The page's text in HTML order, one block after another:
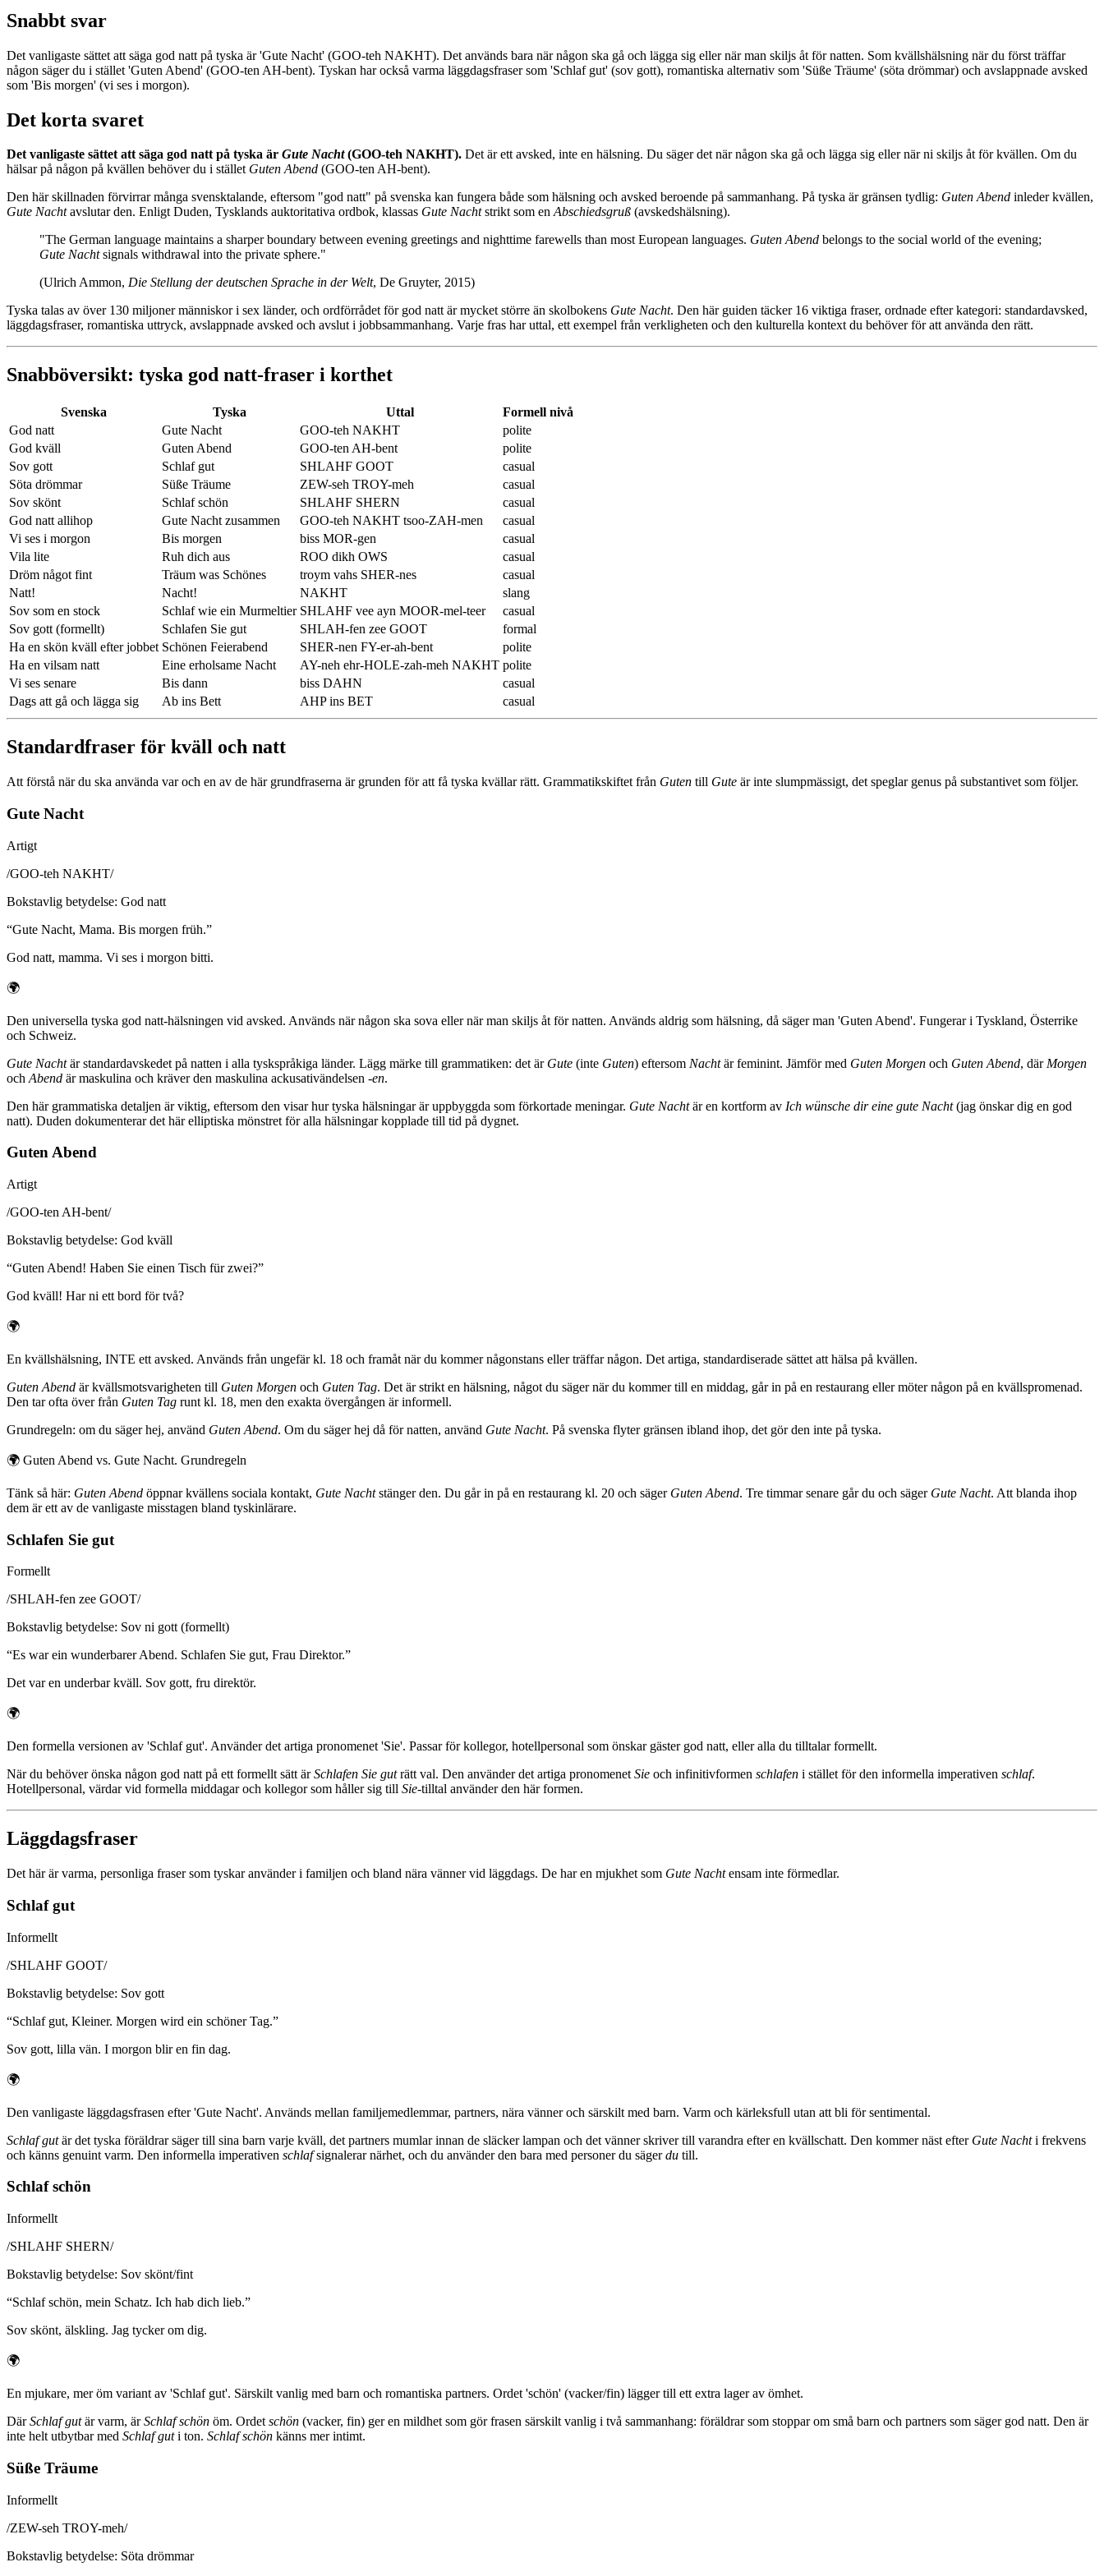
Snabbt svar
Det vanligaste sättet att säga god natt på tyska är 'Gute Nacht' (GOO-teh NAKHT). Det används bara när någon ska gå och lägga sig eller när man skiljs åt för natten. Som kvällshälsning när du först träffar
någon säger du i stället 'Guten Abend' (GOO-ten AH-bent). Tyskan har också varma läggdagsfraser som 'Schlaf gut' (sov gott), romantiska alternativ som 'Süße Träume' (söta drömmar) och avslappnade avsked
som 'Bis morgen' (vi ses i morgon).
Det korta svaret
Det vanligaste sättet att säga god natt på tyska är Gute Nacht(GOO-teh NAKHT). Det är ett avsked, inte en hälsning. Du säger det när någon ska gå och lägga sig eller när ni skiljs åt för kvällen. Om du
hälsar på någon på kvällen behöver du i stället Guten Abend (GOO-ten AH-bent).
Den här skillnaden förvirrar många svensktalande, eftersom "god natt" på svenska kan fungera både som hälsning och avsked beroende på sammanhang. På tyska är gränsen tydlig: Guten Abend inleder kvällen,
Gute Nachtavslutar den. Enligt Duden, Tysklands auktoritativa ordbok, klassas Gute Nachtstrikt som enAbschiedsgruß (avskedshälsning).
"The German language maintains a sharper boundary between evening greetings and nighttime farewells than most European languages. Guten Abend belongs to the social world of the evening;
Gute Nachtsignals withdrawal into the private sphere."
(Ulrich Ammon, Die Stellung der deutschen Sprache in der Welt, De Gruyter, 2015)
Tyska talas av över 130 miljoner människor i sex länder, och ordförrådet för god natt är mycket större än skolbokens Gute Nacht. Den här guiden täcker 16 viktiga fraser, ordnade efter kategori: standardavsked,
läggdagsfraser, romantiska uttryck, avslappnade avsked och avslut i jobbsammanhang. Varje fras har uttal, ett exempel från verkligheten och den kulturella kontext du behöver för att använda den rätt.
Snabböversikt: tyska god natt-fraser i korthet
Svenska Tyska Uttal
Formell nivå
God natt
Gute Nacht GOO-teh NAKHT
polite
God kväll
Guten Abend GOO-ten AH-bent
polite
Sov gott
Schlaf gut SHLAHF GOOT
casual
Söta drömmar
Süße Träume ZEW-seh TROY-meh
casual
Sov skönt
Schlaf schön SHLAHF SHERN
casual
God natt allihop
Gute Nacht zusammen GOO-teh NAKHT tsoo-ZAH-men
casual
Vi ses i morgon
Bis morgen biss MOR-gen
casual
Vila lite
Ruh dich aus ROO dikh OWS
casual
Dröm något fint
Träum was Schönes troym vahs SHER-nes
casual
Natt!
Nacht! NAKHT
slang
Sov som en stock
Schlaf wie ein Murmeltier SHLAHF vee ayn MOOR-mel-teer
casual
Sov gott (formellt)
Schlafen Sie gut SHLAH-fen zee GOOT
formal
Ha en skön kväll efter jobbet Schönen Feierabend SHER-nen FY-er-ah-bent
polite
Ha en vilsam natt
Eine erholsame Nacht AY-neh ehr-HOLE-zah-meh NAKHT polite
Vi ses senare
Bis dann biss DAHN
casual
Dags att gå och lägga sig
Ab ins Bett AHP ins BET casual
Standardfraser för kväll och natt
Att förstå när du ska använda var och en av de här grundfraserna är grunden för att få tyska kvällar rätt. Grammatikskiftet från Guten till Gute är inte slumpmässigt, det speglar genus på substantivet som följer.
Gute Nacht
Artigt
/GOO-teh NAKHT/
Bokstavlig betydelse: God natt
“Gute Nacht, Mama. Bis morgen früh.”
God natt, mamma. Vi ses i morgon bitti.
🌍
Den universella tyska god natt-hälsningen vid avsked. Används när någon ska sova eller när man skiljs åt för natten. Används aldrig som hälsning, då säger man 'Guten Abend'. Fungerar i Tyskland, Österrike
och Schweiz.
Gute Nachtär standardavskedet på natten i alla tyskspråkiga länder. Lägg märke till grammatiken: det är Gute (inte Guten) eftersom Nachtär feminint. Jämför med Guten Morgen och Guten Abend, där Morgen
och Abend är maskulina och kräver den maskulina ackusativändelsen -en.
Den här grammatiska detaljen är viktig, eftersom den visar hur tyska hälsningar är uppbyggda som förkortade meningar. Gute Nachtär en kortform av Ich wünsche dir eine gute Nacht(jag önskar dig en god
natt). Duden dokumenterar det här elliptiska mönstret för alla hälsningar kopplade till tid på dygnet.
Guten Abend
Artigt
/GOO-ten AH-bent/
Bokstavlig betydelse: God kväll
“Guten Abend! Haben Sie einen Tisch für zwei?”
God kväll! Har ni ett bord för två?
🌍
En kvällshälsning, INTE ett avsked. Används från ungefär kl. 18 och framåt när du kommer någonstans eller träffar någon. Det artiga, standardiserade sättet att hälsa på kvällen.
Guten Abend är kvällsmotsvarigheten till Guten Morgen och Guten Tag. Det är strikt en hälsning, något du säger när du kommer till en middag, går in på en restaurang eller möter någon på en kvällspromenad.
Den tar ofta över från Guten Tag runt kl. 18, men den exakta övergången är informell.
Grundregeln: om du säger hej, använd Guten Abend. Om du säger hej då för natten, använd Gute Nacht. På svenska flyter gränsen ibland ihop, det gör den inte på tyska.
🌍 Guten Abend vs. Gute Nacht. Grundregeln
Tänk så här: Guten Abend öppnar kvällens sociala kontakt, Gute Nachtstänger den. Du går in på en restaurang kl. 20 och säger Guten Abend. Tre timmar senare går du och säger Gute Nacht. Att blanda ihop
dem är ett av de vanligaste misstagen bland tyskinlärare.
Schlafen Sie gut
Formellt
/SHLAH-fen zee GOOT/
Bokstavlig betydelse: Sov ni gott (formellt)
“Es war ein wunderbarer Abend. Schlafen Sie gut, Frau Direktor.”
Det var en underbar kväll. Sov gott, fru direktör.
🌍
Den formella versionen av 'Schlaf gut'. Använder det artiga pronomenet 'Sie'. Passar för kollegor, hotellpersonal som önskar gäster god natt, eller alla du tilltalar formellt.
När du behöver önska någon god natt på ett formellt sätt ärSchlafen Sie guträtt val. Den använder det artiga pronomenet Sie och infinitivformen schlafen i stället för den informella imperativen schlaf.
Hotellpersonal, värdar vid formella middagar och kollegor som håller sig till Sie-tilltal använder den här formen.
Läggdagsfraser
Det här är varma, personliga fraser som tyskar använder i familjen och bland nära vänner vid läggdags. De har en mjukhet som Gute Nachtensam inte förmedlar.
Schlaf gut
Informellt
/SHLAHF GOOT/
Bokstavlig betydelse: Sov gott
“Schlaf gut, Kleiner. Morgen wird ein schöner Tag.”
Sov gott, lilla vän. I morgon blir en fin dag.
🌍
Den vanligaste läggdagsfrasen efter 'Gute Nacht'. Används mellan familjemedlemmar, partners, nära vänner och särskilt med barn. Varm och kärleksfull utan att bli för sentimental.
Schlaf gutär det tyska föräldrar säger till sina barn varje kväll, det partners mumlar innan de släcker lampan och det vänner skriver till varandra efter en kvällschatt. Den kommer näst efter Gute Nachti frekvens
och känns genuint varm. Den informella imperativen schlafsignalerar närhet, och du använder den bara med personer du sägerdu till.
Schlaf schön
Informellt
/SHLAHF SHERN/
Bokstavlig betydelse: Sov skönt/fint
“Schlaf schön, mein Schatz. Ich hab dich lieb.”
Sov skönt, älskling. Jag tycker om dig.
🌍
En mjukare, mer öm variant av 'Schlaf gut'. Särskilt vanlig med barn och romantiska partners. Ordet 'schön' (vacker/fin) lägger till ett extra lager av ömhet.
DärSchlaf gutär varm, ärSchlaf schön öm. Ordet schön (vacker, fin) ger en mildhet som gör frasen särskilt vanlig i två sammanhang: föräldrar som stoppar om små barn och partners som säger god natt. Den är
inte helt utbytbar med Schlaf guti ton. Schlaf schön känns mer intimt.
Süße Träume
Informellt
/ZEW-seh TROY-meh/
Bokstavlig betydelse: Söta drömmar